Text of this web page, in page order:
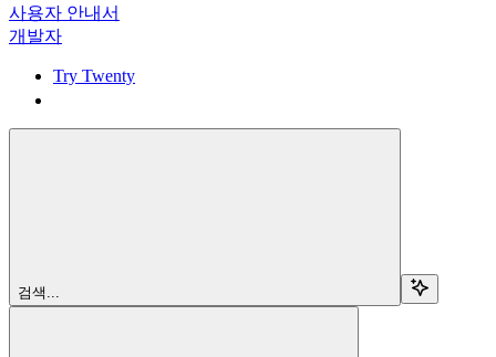
사용자 안내서
개발자
Try Twenty
검색...